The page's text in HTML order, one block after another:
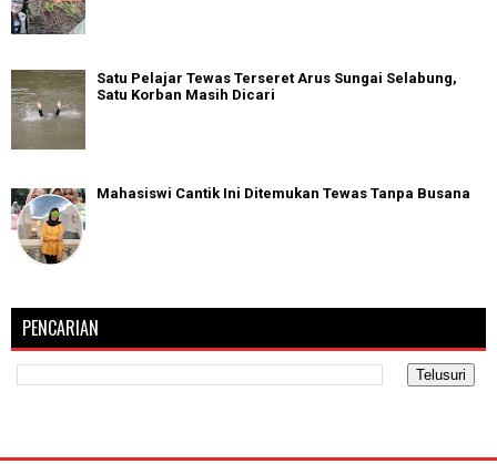
Satu Pelajar Tewas Terseret Arus Sungai Selabung,
Satu Korban Masih Dicari
Mahasiswi Cantik Ini Ditemukan Tewas Tanpa Busana
PENCARIAN